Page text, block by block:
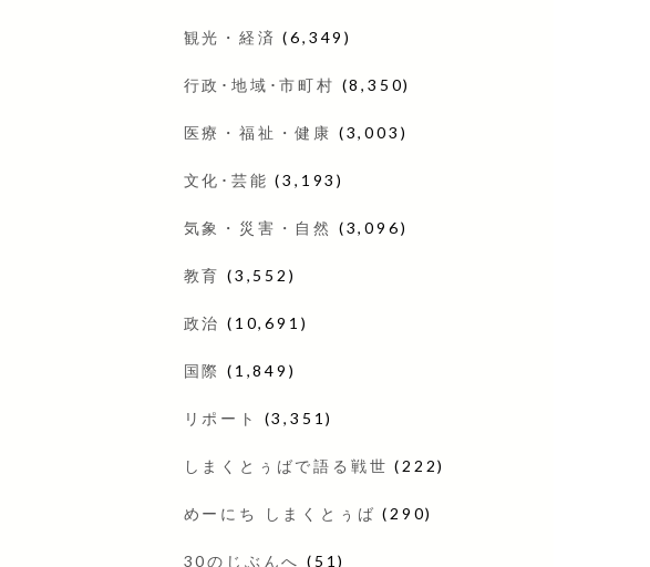
観光・経済 (6,349)
行政･地域･市町村 (8,350)
医療・福祉・健康 (3,003)
文化･芸能 (3,193)
気象・災害・自然 (3,096)
教育 (3,552)
政治 (10,691)
国際 (1,849)
リポート (3,351)
しまくとぅばで語る戦世 (222)
めーにち しまくとぅば (290)
30のじぶんへ (51)